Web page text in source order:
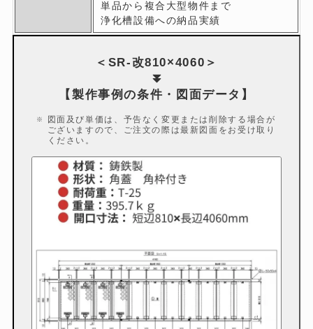
単品から複合大型物件まで
浄化槽設備への納品実績
＜SR-改810×4060＞
【製作事例の条件・図面データ】
図面及び単価は、予告なく変更または削除する場合が
ございますので、ご注文の際は最新図面をお受け取り
ください。